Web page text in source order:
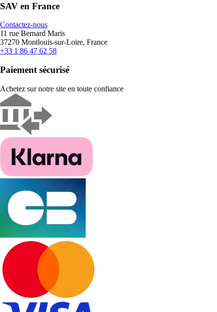
SAV en France
Contactez-nous
11 rue Bernard Maris
37270 Montlouis-sur-Loire, France
+33 1 86 47 62 58
Paiement sécurisé
Achetez sur notre site en toute confiance